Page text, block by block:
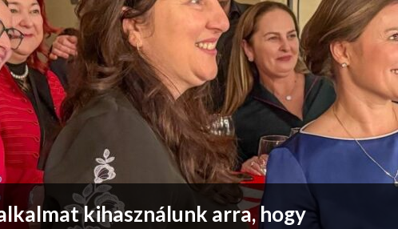
kihasználunk arra, hogy